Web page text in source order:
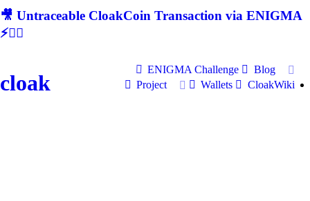
🎥 Untraceable CloakCoin Transaction via ENIGMA
⚡🕵‍♂
cloak
ENIGMA Challenge
Blog
Project
Wallets CloakWiki